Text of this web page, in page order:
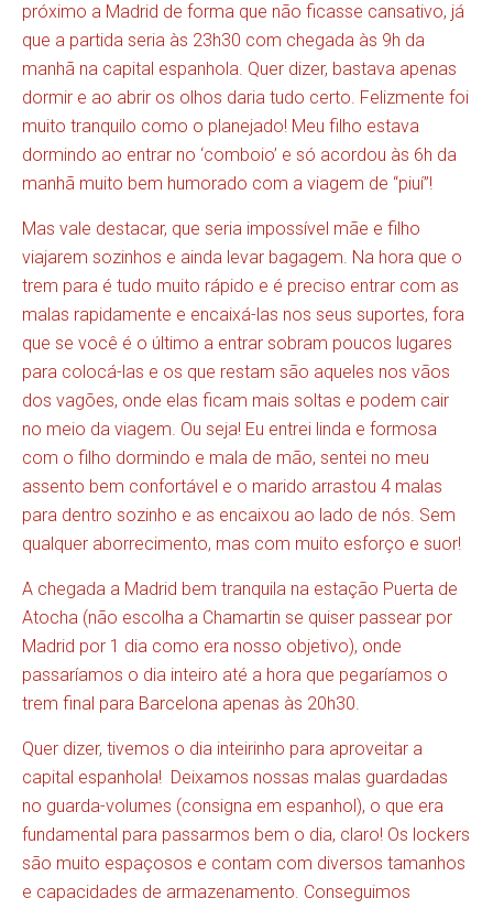
próximo a Madrid de forma que não ficasse cansativo, já
que a partida seria às 23h30 com chegada às 9h da
manhã na capital espanhola. Quer dizer, bastava apenas
dormir e ao abrir os olhos daria tudo certo. Felizmente foi
muito tranquilo como o planejado! Meu filho estava
dormindo ao entrar no ‘comboio’ e só acordou às 6h da
manhã muito bem humorado com a viagem de “piuí”!
Mas vale destacar, que seria impossível mãe e filho
viajarem sozinhos e ainda levar bagagem. Na hora que o
trem para é tudo muito rápido e é preciso entrar com as
malas rapidamente e encaixá-las nos seus suportes, fora
que se você é o último a entrar sobram poucos lugares
para colocá-las e os que restam são aqueles nos vãos
dos vagões, onde elas ficam mais soltas e podem cair
no meio da viagem. Ou seja! Eu entrei linda e formosa
com o filho dormindo e mala de mão, sentei no meu
assento bem confortável e o marido arrastou 4 malas
para dentro sozinho e as encaixou ao lado de nós. Sem
qualquer aborrecimento, mas com muito esforço e suor!
A chegada a Madrid bem tranquila na estação Puerta de
Atocha (não escolha a Chamartin se quiser passear por
Madrid por 1 dia como era nosso objetivo), onde
passaríamos o dia inteiro até a hora que pegaríamos o
trem final para Barcelona apenas às 20h30.
Quer dizer, tivemos o dia inteirinho para aproveitar a
capital espanhola! Deixamos nossas malas guardadas
no guarda-volumes (consigna em espanhol), o que era
fundamental para passarmos bem o dia, claro! Os lockers
são muito espaçosos e contam com diversos tamanhos
e capacidades de armazenamento. Conseguimos